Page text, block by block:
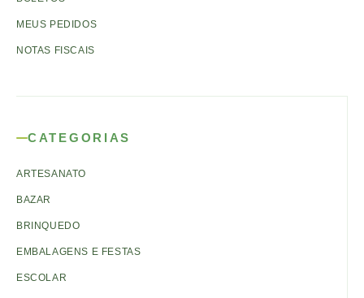
MEUS PEDIDOS
NOTAS FISCAIS
CATEGORIAS
ARTESANATO
BAZAR
BRINQUEDO
EMBALAGENS E FESTAS
ESCOLAR